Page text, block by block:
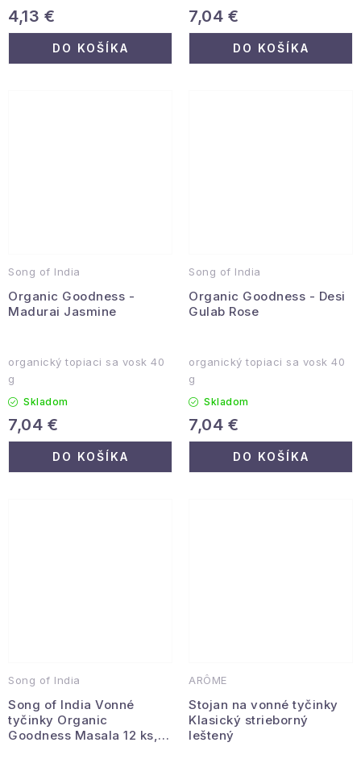
4,13 €
DO KOŠÍKA
7,04 €
DO KOŠÍKA
Song of India
Organic Goodness -
Madurai Jasmine
organický topiaci sa vosk 40
g
Skladom
7,04 €
DO KOŠÍKA
Song of India
Organic Goodness - Desi
Gulab Rose
organický topiaci sa vosk 40
g
Skladom
7,04 €
DO KOŠÍKA
Song of India
Song of India Vonné
tyčinky Organic
Goodness Masala 12 ks,
ARÔME
Stojan na vonné tyčinky
Klasický strieborný
leštený